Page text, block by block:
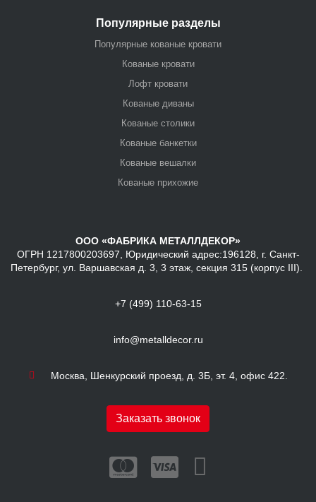
Популярные разделы
Популярные кованые кровати
Кованые кровати
Лофт кровати
Кованые диваны
Кованые столики
Кованые банкетки
Кованые вешалки
Кованые прихожие
ООО «ФАБРИКА МЕТАЛЛДЕКОР»
ОГРН 1217800203697, Юридический адрес:196128, г. Санкт-
Петербург, ул. Варшавская д. 3, 3 этаж, секция 315 (корпус III).
+7 (499) 110-63-15
info@metalldecor.ru
Москва, Шенкурский проезд, д. 3Б, эт. 4, офис 422.
Заказать звонок